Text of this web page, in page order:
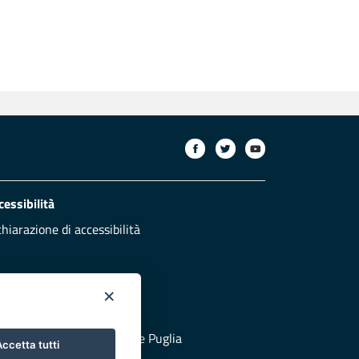
di accessibilità
al sito di Protezione Civile Puglia
×
tutti